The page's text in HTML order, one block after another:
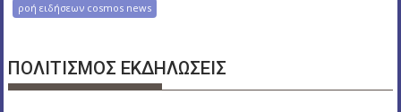
ροή ειδήσεων cosmos news
ΠΟΛΙΤΙΣΜΟΣ ΕΚΔΗΛΩΣΕΙΣ